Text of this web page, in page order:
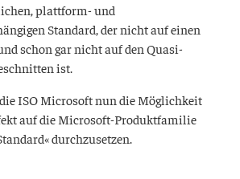
plattform- und
Standard, der nicht auf einen
schon gar nicht auf den Quasi-
ist.
ISOMicrosoft nun die Möglichkeit
auf die Microsoft-Produktfamilie
durchzusetzen.